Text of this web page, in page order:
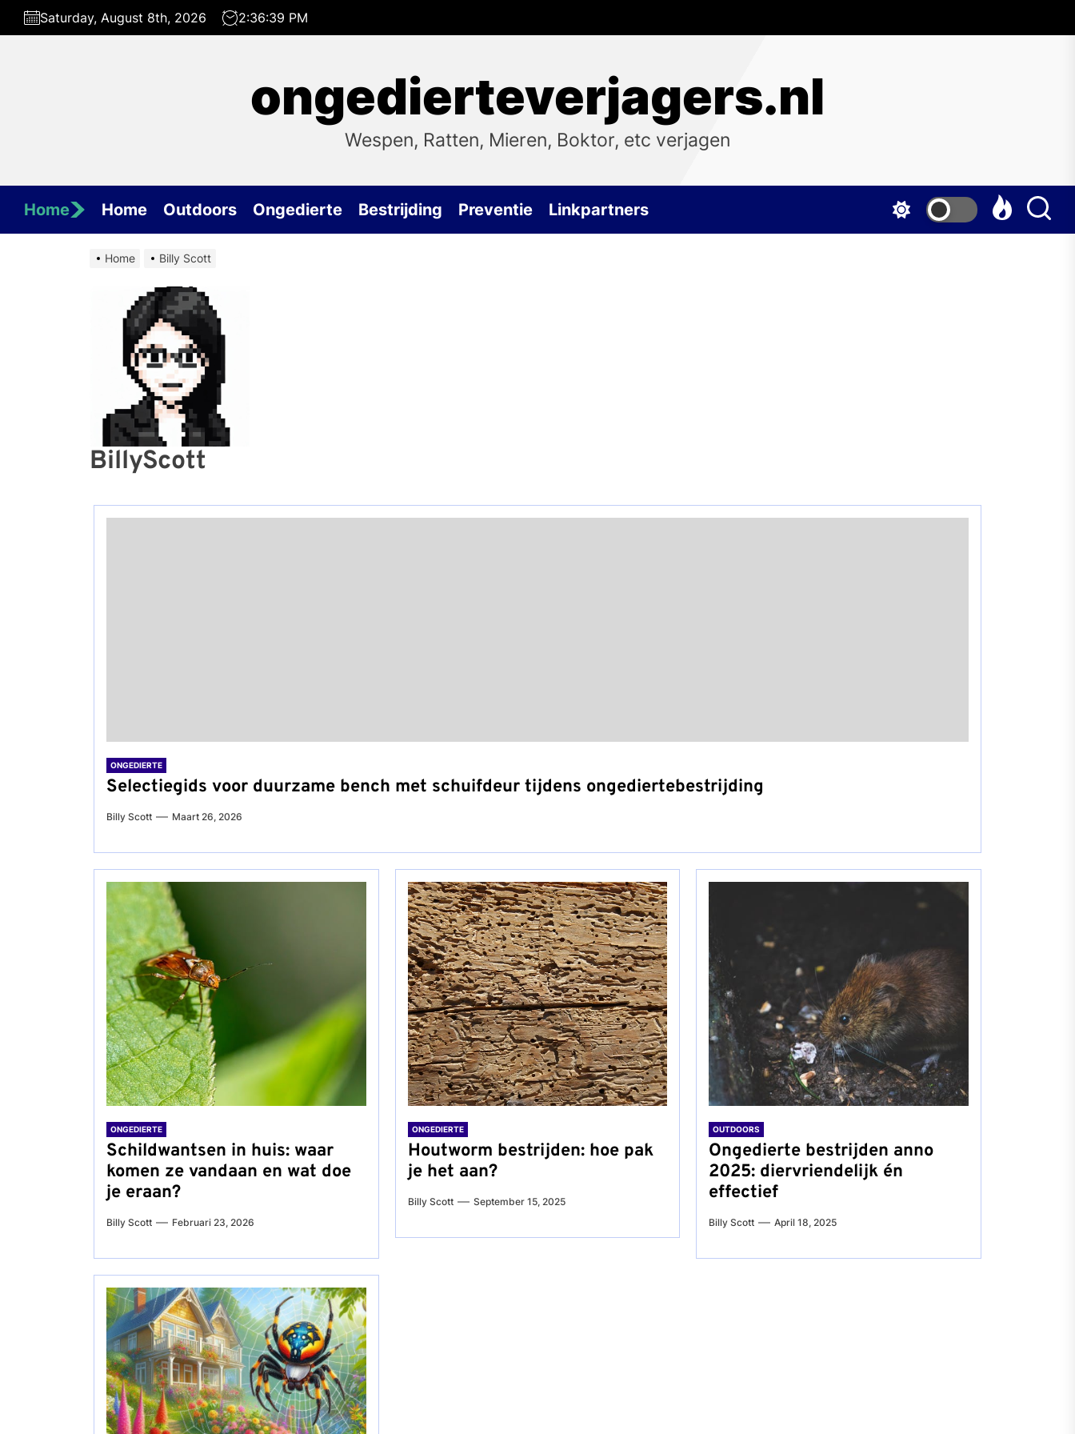
Skip
Saturday, August 8th, 2026 2:36:40 PM
ongedierteverjagers.nl
Wespen, Ratten, Mieren, Boktor, etc verjagen
Home Home Outdoors Ongedierte Bestrijding Preventie Linkpartners
Home Billy Scott
BillyScott
ONGEDIERTE
Selectiegids voor duurzame bench met schuifdeur tijdens ongediertebestrijding
Billy Scott Maart 26, 2026
ONGEDIERTE
Schildwantsen in huis: waar
komen ze vandaan en wat doe
je eraan?
Billy Scott Februari 23, 2026
ONGEDIERTE
Houtworm bestrijden: hoe pak
je het aan?
Billy Scott September 15, 2025
OUTDOORS
Ongedierte bestrijden anno
2025: diervriendelijk én
effectief
Billy Scott April 18, 2025